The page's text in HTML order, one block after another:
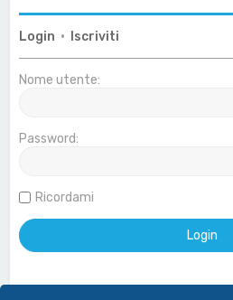
Login • Iscriviti
Nome utente:
Password:
Ricordami